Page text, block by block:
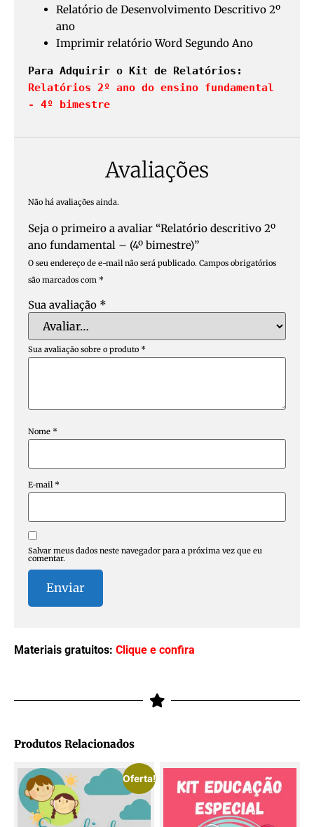
Relatório de Desenvolvimento Descritivo 2º
ano
Imprimir relatório Word Segundo Ano
Relatórios 2º ano do ensino fundamental
- 4º bimestre
Avaliações
Não há avaliações ainda.
Seja o primeiro a avaliar “Relatório descritivo 2º
ano fundamental – (4º bimestre)”
O seu endereço de e-mail não será publicado. Campos obrigatórios
são marcados com *
Sua avaliação *
Sua avaliação sobre o produto *
Nome *
E-mail *
Salvar meus dados neste navegador para a próxima vez que eu
comentar.
Materiais gratuitos: Clique e confira
Produtos Relacionados
Oferta!